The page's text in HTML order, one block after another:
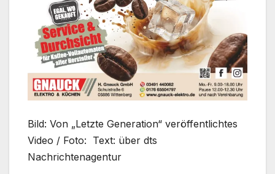
Bild: Von „Letzte Generation“ veröffentlichtes
Video / Foto: Text: über dts
Nachrichtenagentur